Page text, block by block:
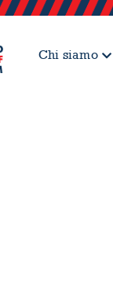
Chi siamo